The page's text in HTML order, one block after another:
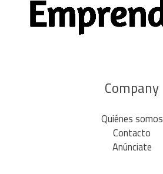
Company
Quiénes somos
Contacto
Anúnciate